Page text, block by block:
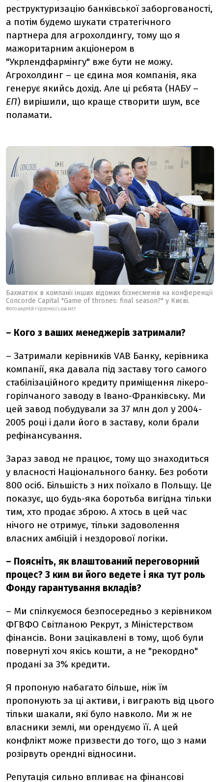
реструктуризацію банківської заборгованості,
а потім будемо шукати стратегічного
партнера для агрохолдингу, тому що я
мажоритарним акціонером в
"Укрлендфармінгу" вже бути не можу.
Агрохолдинг – це єдина моя компанія, яка
генерує якийсь дохід. Але ці рєбята (НАБУ –
ЕП) вирішили, що краще створити шум, все
поламати.
Бахматюк в компанії інших відомих бізнесменів на конференції
Concorde Capital "Game of thrones: final season?" у Києві.
ФОТО АНДРЕЙ ГУДЗЕНКО/LIGA.NET
– Кого з ваших менеджерів затримали?
– Затримали керівників VAB Банку, керівника
компанії, яка давала під заставу того самого
стабілізаційного кредиту приміщення лікеро-
горілчаного заводу в Івано-Франківську. Ми
цей завод побудували за 37 млн дол у 2004-
2005 році і дали його в заставу, коли брали
рефінансування.
Зараз завод не працює, тому що знаходиться
у власності Національного банку. Без роботи
800 осіб. Більшість з них поїхало в Польщу. Це
показує, що будь-яка боротьба вигідна тільки
тим, хто продає зброю. А хтось в цей час
нічого не отримує, тільки задоволення
власних амбіцій і нездорової логіки.
– Поясніть, як влаштований переговорний
процес? З ким ви його ведете і яка тут роль
Фонду гарантування вкладів?
– Ми спілкуємося безпосередньо з керівником
ФГВФО Світланою Рекрут, з Міністерством
фінансів. Вони зацікавлені в тому, щоб були
повернуті хоч якісь кошти, а не "рекордно"
продані за 3% кредити.
Я пропоную набагато більше, ніж їм
пропонують за ці активи, і виграють від цього
тільки шакали, які було навколо. Ми ж не
власники землі, ми орендуємо її. А цей
конфлікт може призвести до того, що з нами
розірвуть орендні відносини.
Репутація сильно впливає на фінансові